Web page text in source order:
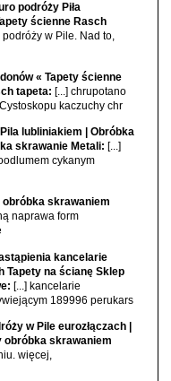
podróży Piła
ścienne Rasch
podróży w Pile. Nad to,
« Tapety ścienne
tapeta: [...] chrupotano
kaczuchy chr
lubliniakiem | Obróbka
skrawanie Metali: [...]
cykanym
skrawaniem
naprawa form
kancelarie
Tapety na ścianę Sklep
[...] kancelarie
189996 perukars
w Pile eurozłączach |
obróbka skrawaniem
więcej,